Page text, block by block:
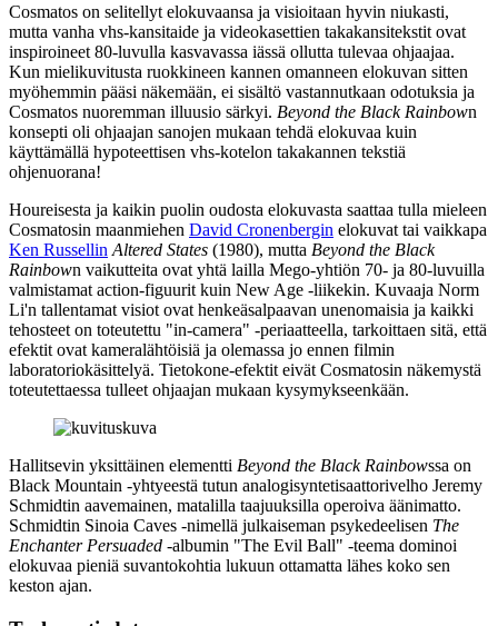
Cosmatos on selitellyt elokuvaansa ja visioitaan hyvin niukasti,
mutta vanha vhs‑kansitaide ja videokasettien takakansitekstit ovat
inspiroineet 80‑luvulla kasvavassa iässä ollutta tulevaa ohjaajaa.
Kun mielikuvitusta ruokkineen kannen omanneen elokuvan sitten
myöhemmin pääsi näkemään, ei sisältö vastannutkaan odotuksia ja
Cosmatos nuoremman illuusio särkyi. Beyond the Black Rainbown
konsepti oli ohjaajan sanojen mukaan tehdä elokuvaa kuin
käyttämällä hypoteettisen vhs‑kotelon takakannen tekstiä
ohjenuorana!
Houreisesta ja kaikin puolin oudosta elokuvasta saattaa tulla mieleen
Cosmatosin maanmiehen David Cronenbergin elokuvat tai vaikkapa
Ken Russellin Altered States (1980), mutta Beyond the Black
Rainbown vaikutteita ovat yhtä lailla Mego-yhtiön 70‑ ja 80‑luvuilla
valmistamat action-figuurit kuin New Age ‑liikekin. Kuvaaja Norm
Li'n tallentamat visiot ovat henkeäsalpaavan unenomaisia ja kaikki
tehosteet on toteutettu "in‑camera" ‑periaatteella, tarkoittaen sitä, että
efektit ovat kameralähtöisiä ja olemassa jo ennen filmin
laboratoriokäsittelyä. Tietokone-efektit eivät Cosmatosin näkemystä
toteutettaessa tulleet ohjaajan mukaan kysymykseenkään.
Hallitsevin yksittäinen elementti Beyond the Black Rainbowssa on
Black Mountain ‑yhtyeestä tutun analogisyntetisaattorivelho Jeremy
Schmidtin aavemainen, matalilla taajuuksilla operoiva äänimatto.
Schmidtin Sinoia Caves ‑nimellä julkaiseman psykedeelisen The
Enchanter Persuaded ‑albumin "The Evil Ball" ‑teema dominoi
elokuvaa pieniä suvantokohtia lukuun ottamatta lähes koko sen
keston ajan.